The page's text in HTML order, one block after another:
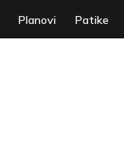
Planovi Patike